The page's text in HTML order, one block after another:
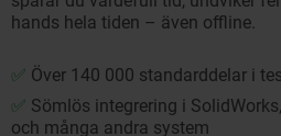
hands hela tiden – även offline.
✅ Över 140 000 standarddelar i
✅ Sömlös integrering i
och många andra system